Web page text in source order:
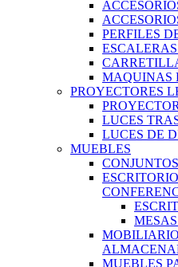
PERFILES
MAQUINAS
PROYECTORES
LUCES
LUCES DE
MUEBLES
MUEBLES